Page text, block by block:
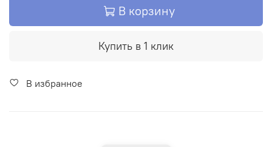
В корзину
Купить в 1 клик
В избранное